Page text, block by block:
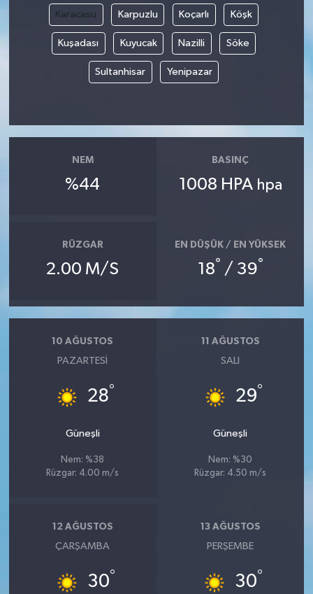
Karacasu Karpuzlu Koçarlı Köşk
Kuşadası Kuyucak Nazilli Söke
Sultanhisar Yenipazar
NEM
%44
BASINÇ
1008 HPA hpa
RÜZGAR
2.00 M/S
EN DÜŞÜK / EN YÜKSEK
18° / 39°
10 AĞUSTOS
PAZARTESI
28°
Güneşli
Nem: %38
Rüzgar: 4.00 m/s
11 AĞUSTOS
SALI
29°
Güneşli
Nem: %30
Rüzgar: 4.50 m/s
12 AĞUSTOS
ÇARŞAMBA
30°
13 AĞUSTOS
PERŞEMBE
30°